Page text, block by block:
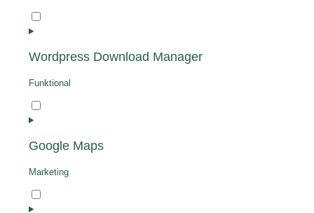
Consent
to
complianz
Wordpress Download Manager
Funktional
Consent
to
wordpress-
manager
Google Maps
Marketing
Consent
to